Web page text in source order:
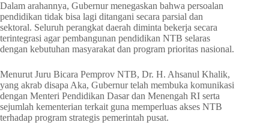
Dalam arahannya, Gubernur menegaskan bahwa persoalan
pendidikan tidak bisa lagi ditangani secara parsial dan
sektoral. Seluruh perangkat daerah diminta bekerja secara
terintegrasi agar pembangunan pendidikan NTB selaras
dengan kebutuhan masyarakat dan program prioritas nasional.
Menurut Juru Bicara Pemprov NTB, Dr. H. Ahsanul Khalik,
yang akrab disapa Aka, Gubernur telah membuka komunikasi
dengan Menteri Pendidikan Dasar dan Menengah RI serta
sejumlah kementerian terkait guna memperluas akses NTB
terhadap program strategis pemerintah pusat.